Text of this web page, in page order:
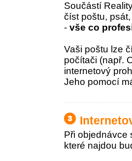
Součástí
číst poštu,
- vše co
Vaši poštu lze
počítači (např.
internetový
Jeho pomocí
Při objednávce
které najdou